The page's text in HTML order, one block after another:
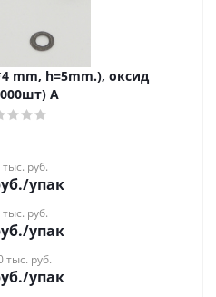
mm, h=5mm.), оксид
А
тыс. руб.
/упак
тыс. руб.
/упак
тыс. руб.
/упак